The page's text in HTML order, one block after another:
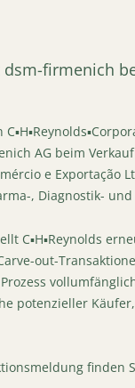
dsm-firmenich
AG beim
e
, Diagnostik-
C▪H▪Reynolds
out-
Prozess
potenzieller
finden